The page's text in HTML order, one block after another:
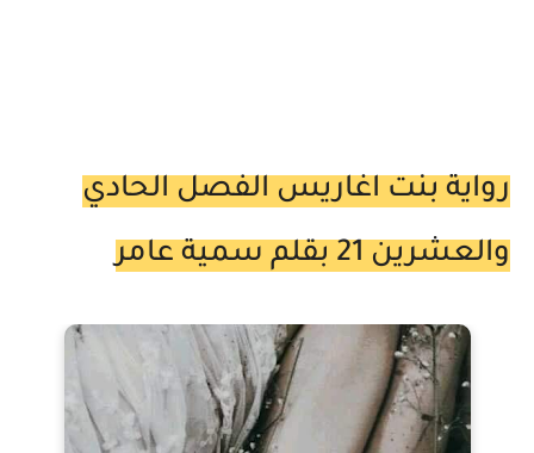
رواية بنت اغاريس الفصل الحادي
والعشرين 21 بقلم سمية عامر